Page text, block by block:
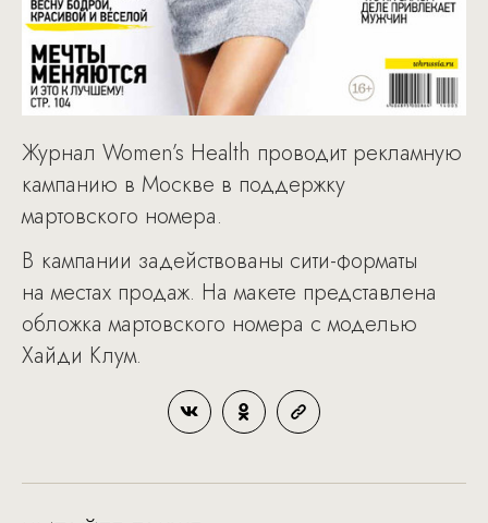
Журнал Women’s Health проводит рекламную
кампанию в Москве в поддержку
мартовского номера.
В кампании задействованы сити-форматы
на местах продаж. На макете представлена
обложка мартовского номера с моделью
Хайди Клум.